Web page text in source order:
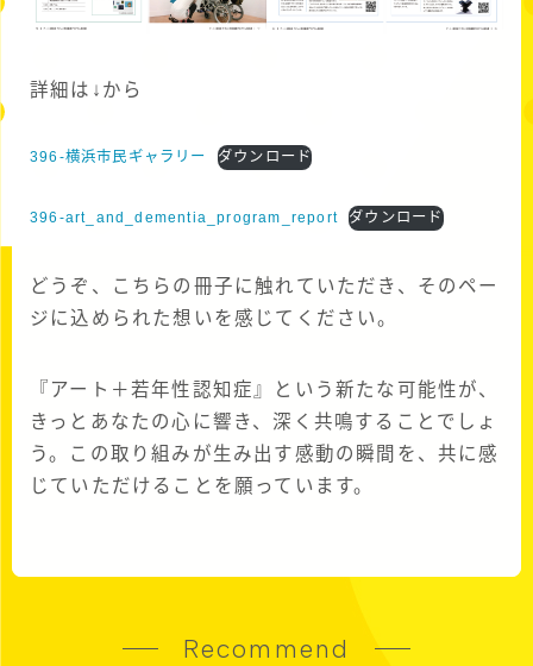
詳細は↓から
396-横浜市民ギャラリー ダウンロード
396-art_and_dementia_program_report ダウンロード
どうぞ、こちらの冊子に触れていただき、そのペー
ジに込められた想いを感じてください。
『アート＋若年性認知症』という新たな可能性が、
きっとあなたの心に響き、深く共鳴することでしょ
う。この取り組みが生み出す感動の瞬間を、共に感
じていただけることを願っています。
Recommend